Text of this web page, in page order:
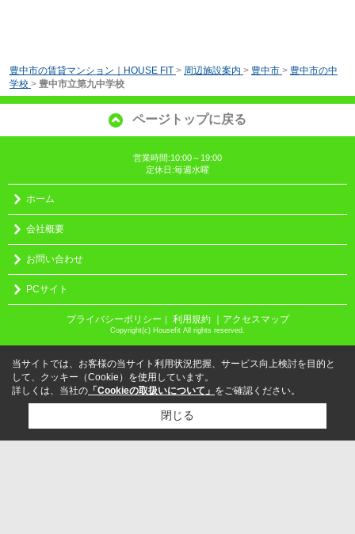
豊中市の賃貸マンション｜HOUSE FIT > 周辺施設案内 > 豊中市 > 豊中市の中
学校 > 豊中市立第九中学校
ページトップに戻る
営業時間:10:00～19:00
定休日:毎週水曜
ホーム
会社概要
お問い合わせ
PCサイト
プライバシーポリシー ｜ 利用規約 ｜アクセスマップ
Copyright(c) Housefit All rights reserved.
当サイトでは、お客様の当サイト利用状況把握、サービス向上検討を目的と
して、クッキー（Cookie）を使用しています。
詳しくは、当社の 「Cookieの取扱いについて」 をご確認ください。
閉じる